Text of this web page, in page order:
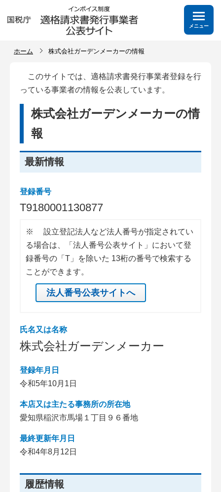
メニュー
ホーム 株式会社ガーデンメーカーの情報
このサイトでは、適格請求書発行事業者登録を行
っている事業者の情報を公表しています。
株式会社ガーデンメーカーの情
報
最新情報
登録番号
T9180001130877
※
設立登記法人など法人番号が指定されてい
る場合は、「法人番号公表サイト」において登
録番号の「T」を除いた 13桁の番号で検索する
ことができます。
法人番号公表サイトへ
氏名又は名称
株式会社ガーデンメーカー
登録年月日
令和5年10月1日
本店又は主たる事務所の所在地
愛知県稲沢市馬場１丁目９６番地
最終更新年月日
令和4年8月12日
履歴情報